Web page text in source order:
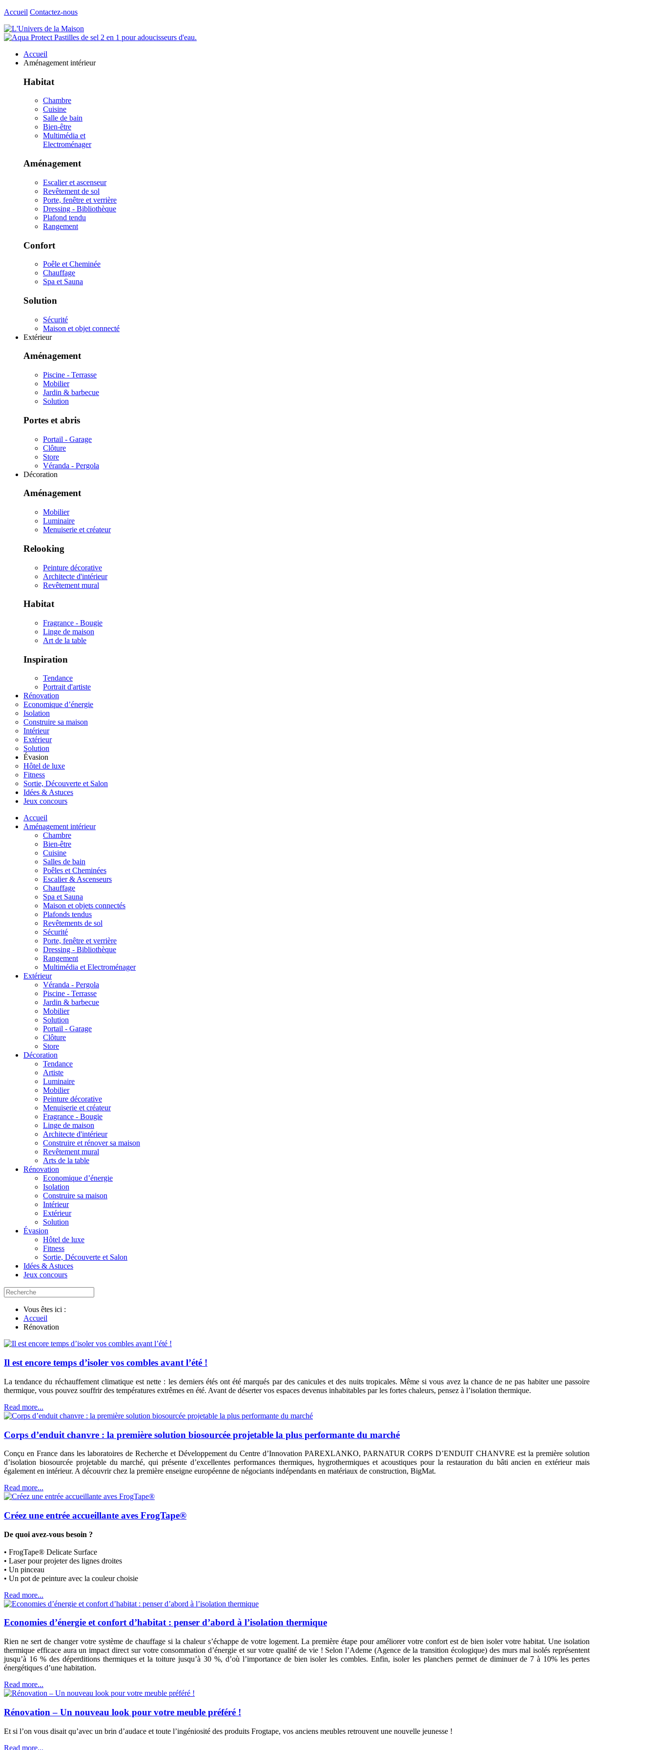
Accueil Contactez-nous
Accueil
Aménagement intérieur
Habitat
Chambre
Cuisine
Salle de bain
Bien-être
Multimédia et
Electroménager
Aménagement
Escalier et ascenseur
Revêtement de sol
Porte, fenêtre et verrière
Dressing - Bibliothèque
Plafond tendu
Rangement
Confort
Poêle et Cheminée
Chauffage
Spa et Sauna
Solution
Sécurité
Maison et objet connecté
Extérieur
Aménagement
Piscine - Terrasse
Mobilier
Jardin & barbecue
Solution
Portes et abris
Portail - Garage
Clôture
Store
Véranda - Pergola
Décoration
Aménagement
Mobilier
Luminaire
Menuiserie et créateur
Relooking
Peinture décorative
Architecte d'intérieur
Revêtement mural
Habitat
Fragrance - Bougie
Linge de maison
Art de la table
Inspiration
Tendance
Portrait d'artiste
Rénovation
Economique d’énergie
Isolation
Construire sa maison
Intérieur
Extérieur
Solution
Évasion
Hôtel de luxe
Fitness
Sortie, Découverte et Salon
Idées & Astuces
Jeux concours
Accueil
Aménagement intérieur
Chambre
Bien-être
Cuisine
Salles de bain
Poêles et Cheminées
Escalier & Ascenseurs
Chauffage
Spa et Sauna
Maison et objets connectés
Plafonds tendus
Revêtements de sol
Sécurité
Porte, fenêtre et verrière
Dressing - Bibliothèque
Rangement
Multimédia et Electroménager
Extérieur
Véranda - Pergola
Piscine - Terrasse
Jardin & barbecue
Mobilier
Solution
Portail - Garage
Clôture
Store
Décoration
Tendance
Artiste
Luminaire
Mobilier
Peinture décorative
Menuiserie et créateur
Fragrance - Bougie
Linge de maison
Architecte d'intérieur
Construire et rénover sa maison
Revêtement mural
Arts de la table
Rénovation
Economique d’énergie
Isolation
Construire sa maison
Intérieur
Extérieur
Solution
Évasion
Hôtel de luxe
Fitness
Sortie, Découverte et Salon
Idées & Astuces
Jeux concours
Vous êtes ici :
Accueil
Rénovation
Il est encore temps d’isoler vos combles avant l’été !
La tendance du réchauffement climatique est nette : les derniers étés ont été marqués par des canicules et des nuits tropicales. Même si vous avez la chance de ne pas habiter une passoire
thermique, vous pouvez souffrir des températures extrêmes en été. Avant de déserter vos espaces devenus inhabitables par les fortes chaleurs, pensez à l’isolation thermique.
Read more...
Corps d’enduit chanvre : la première solution biosourcée projetable la plus performante du marché
Conçu en France dans les laboratoires de Recherche et Développement du Centre d’Innovation PAREXLANKO, PARNATUR CORPS D’ENDUIT CHANVRE est la première solution
d’isolation biosourcée projetable du marché, qui présente d’excellentes performances thermiques, hygrothermiques et acoustiques pour la restauration du bâti ancien en extérieur mais
également en intérieur. A découvrir chez la première enseigne européenne de négociants indépendants en matériaux de construction, BigMat.
Read more...
Créez une entrée accueillante aves FrogTape®
De quoi avez-vous besoin ?
• FrogTape® Delicate Surface
• Laser pour projeter des lignes droites
• Un pinceau
• Un pot de peinture avec la couleur choisie
Read more...
Economies d’énergie et confort d’habitat : penser d’abord à l’isolation thermique
Rien ne sert de changer votre système de chauffage si la chaleur s’échappe de votre logement. La première étape pour améliorer votre confort est de bien isoler votre habitat. Une isolation
thermique efficace aura un impact direct sur votre consommation d’énergie et sur votre qualité de vie ! Selon l’Ademe (Agence de la transition écologique) des murs mal isolés représentent
jusqu’à 16 % des déperditions thermiques et la toiture jusqu’à 30 %, d’où l’importance de bien isoler les combles. Enfin, isoler les planchers permet de diminuer de 7 à 10% les pertes
énergétiques d’une habitation.
Read more...
Rénovation – Un nouveau look pour votre meuble préféré !
Et si l’on vous disait qu’avec un brin d’audace et toute l’ingéniosité des produits Frogtape, vos anciens meubles retrouvent une nouvelle jeunesse !
Read more...